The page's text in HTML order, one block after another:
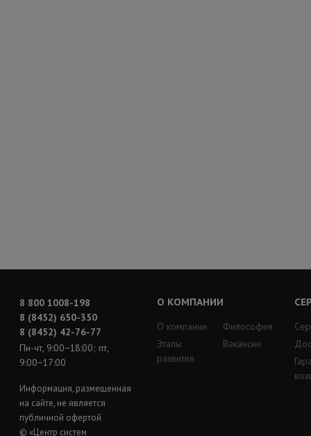
8 800 1008-198
8 (8452) 650-350
8 (8452) 42-76-77
Пн-чт, 9:00−18:00; пт,
9:00−17:00
Информация, размещенная
на сайте, не является
публичной офертой
© «Центр систем
О КОМПАНИИ
О компании
Этапы
развития
Философия
Вакансии